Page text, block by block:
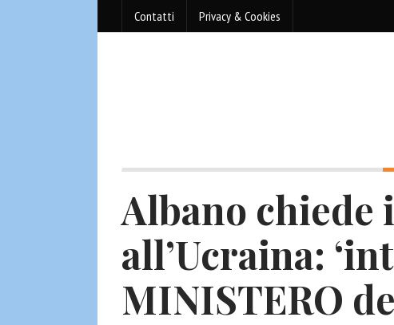
Contatti Privacy & Cookies
Albano chiede
all’Ucraina:
MINISTERO